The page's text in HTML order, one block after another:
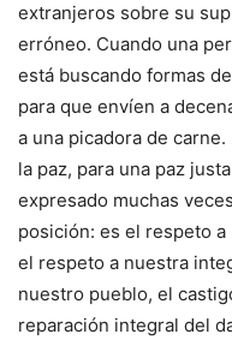
extranjeros sobre su
erróneo. Cuando una
está buscando formas
para que envíen a
a una picadora de
la paz, para una paz
expresado muchas
posición: es el respeto a
el respeto a nuestra
nuestro pueblo, el
reparación integral del